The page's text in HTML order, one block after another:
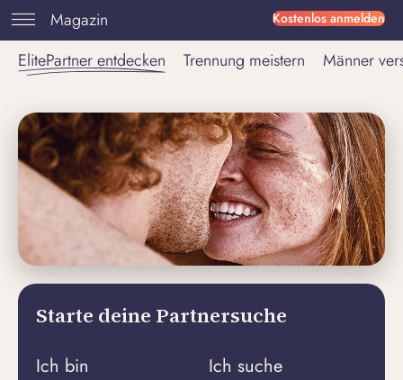
Kostenlos anmelden
Magazin
ElitePartner entdecken
Trennung meistern Männer
Starte deine Partnersuche
Ich bin Ich suche